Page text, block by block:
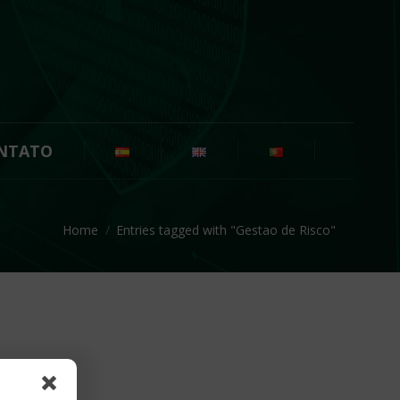
You are here:
Home Entries tagged with "Gestao de Risco"